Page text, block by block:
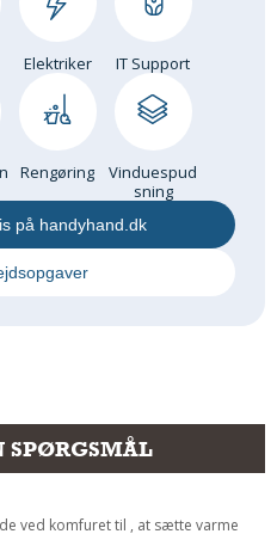
Elektriker IT Support
Rengøring
Vinduespud
sning
på handyhand.dk
SPØRGSMÅL
ved komfuret til , at sætte varme